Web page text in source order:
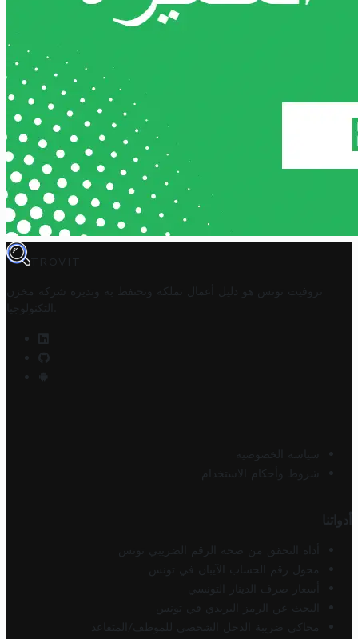
TROVIT
تروفيت تونس هو دليل أعمال تملكه وتحتفظ به وتديره
شركة مخزن
التكنولوجيا
سياسة الخصوصية
شروط وأحكام الاستخدام
أدواتنا
أداة التحقق من صحة الرقم الضريبي تونس
محول رقم الحساب الآيبان في تونس
أسعار صرف الدينار التونسي
البحث عن الرمز البريدي في تونس
محاكي ضريبة الدخل الشخصي للموظف/المتقاعد